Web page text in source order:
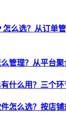
怎么选？从订单
管理？从平台
什么用？三个
怎么选？按店